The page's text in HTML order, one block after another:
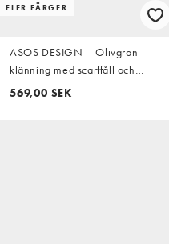
FLER FÄRGER
ASOS DESIGN – Olivgrön
klänning med scarffåll och
broderier
569,00 SEK